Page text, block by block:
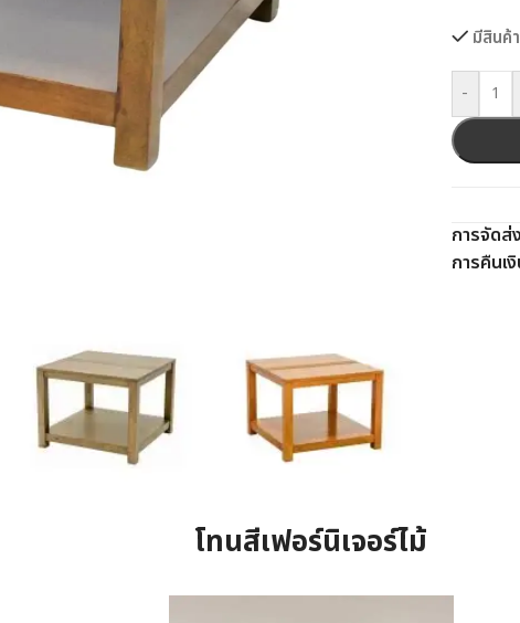
มีสินค้
-
การจัดส่ง
การคืนเ
โทนสีเฟอร์นิเจอร์ไม้